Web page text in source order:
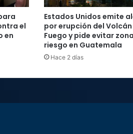
el
en
Estados Unidos emite
por erupción del Volcán
Fuego y pide evitar
riesgo en Guatemala
Hace 2 días